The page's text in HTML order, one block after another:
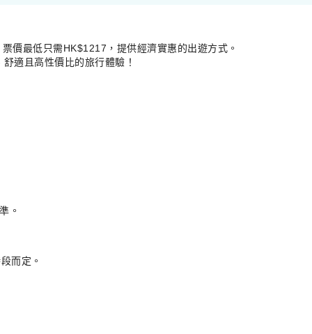
價最低只需HK$1217，提供經濟實惠的出遊方式。
適且高性價比的旅行體驗！
。
而定。